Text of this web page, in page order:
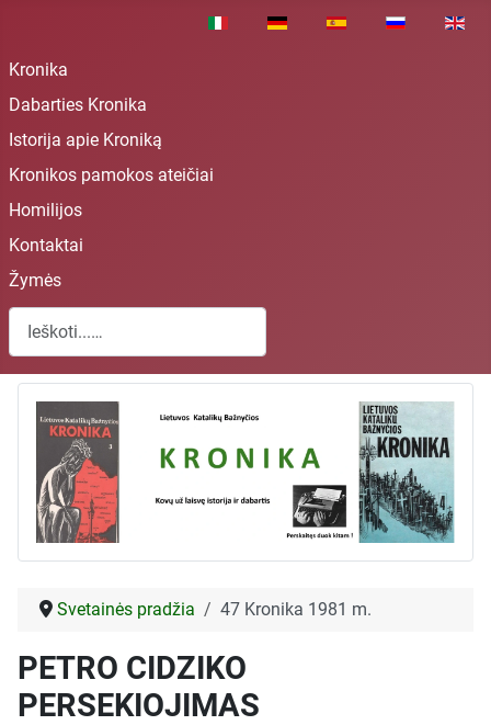
Pasirinkite savo kalbą
Kronika
Dabarties Kronika
Istorija apie Kroniką
Kronikos pamokos ateičiai
Homilijos
Kontaktai
Žymės
Paieška
Svetainės pradžia 47 Kronika 1981 m.
PETRO CIDZIKO
PERSEKIOJIMAS